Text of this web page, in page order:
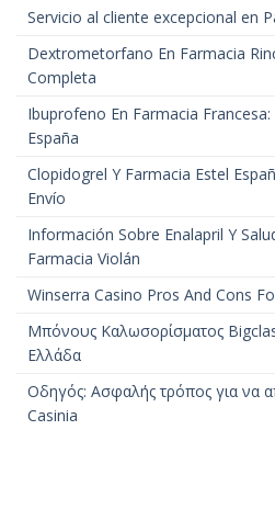
Servicio al cliente excepcional en
Dextrometorfano En Farmacia
Completa
Ibuprofeno En Farmacia
España
Clopidogrel Y Farmacia Estel
Envío
Información Sobre Enalapril Y
Farmacia Violán
Winserra Casino Pros And Cons
Μπόνους Καλωσορίσματος
Ελλάδα
Οδηγός: Ασφαλής τρόπος για να
Casinia